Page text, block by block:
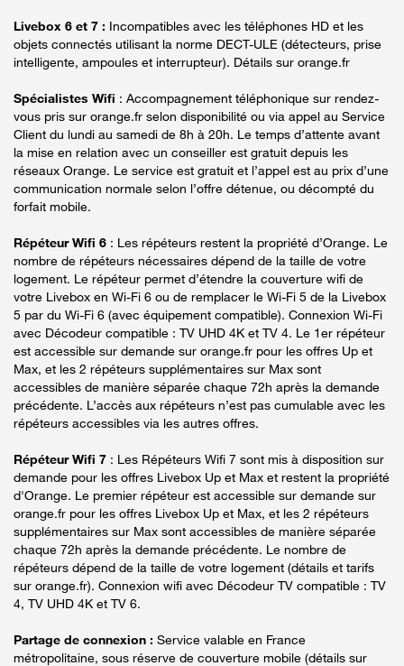
Livebox 6 et 7 : Incompatibles avec les téléphones HD et les
objets connectés utilisant la norme DECT-ULE (détecteurs, prise
intelligente, ampoules et interrupteur). Détails sur orange.fr
Spécialistes Wifi : Accompagnement téléphonique sur rendez-
vous pris sur orange.fr selon disponibilité ou via appel au Service
Client du lundi au samedi de 8h à 20h. Le temps d’attente avant
la mise en relation avec un conseiller est gratuit depuis les
réseaux Orange. Le service est gratuit et l’appel est au prix d’une
communication normale selon l’offre détenue, ou décompté du
forfait mobile.
Répéteur Wifi 6 : Les répéteurs restent la propriété d’Orange. Le
nombre de répéteurs nécessaires dépend de la taille de votre
logement. Le répéteur permet d’étendre la couverture wifi de
votre Livebox en Wi-Fi 6 ou de remplacer le Wi-Fi 5 de la Livebox
5 par du Wi-Fi 6 (avec équipement compatible). Connexion Wi-Fi
avec Décodeur compatible : TV UHD 4K et TV 4. Le 1er répéteur
est accessible sur demande sur orange.fr pour les offres Up et
Max, et les 2 répéteurs supplémentaires sur Max sont
accessibles de manière séparée chaque 72h après la demande
précédente. L’accès aux répéteurs n’est pas cumulable avec les
répéteurs accessibles via les autres offres.
Répéteur Wifi 7 : Les Répéteurs Wifi 7 sont mis à disposition sur
demande pour les offres Livebox Up et Max et restent la propriété
d'Orange. Le premier répéteur est accessible sur demande sur
orange.fr pour les offres Livebox Up et Max, et les 2 répéteurs
supplémentaires sur Max sont accessibles de manière séparée
chaque 72h après la demande précédente. Le nombre de
répéteurs dépend de la taille de votre logement (détails et tarifs
sur orange.fr). Connexion wifi avec Décodeur TV compatible : TV
4, TV UHD 4K et TV 6.
Partage de connexion : Service valable en France
métropolitaine, sous réserve de couverture mobile (détails sur